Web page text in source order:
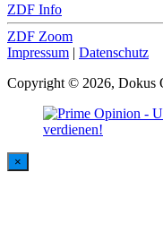
ZDF Info
ZDF Zoom
Impressum | Datenschutz
Copyright © 2026, Dokus
×